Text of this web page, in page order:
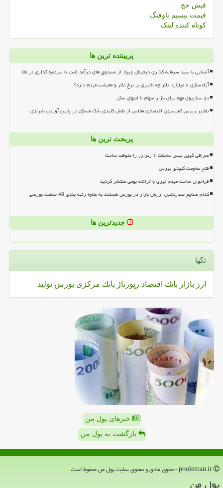
فیش حج
قیمت بیسیم باوفنگ
کوتاه کننده لینک
پربیننده ترین ها
آشنایی با سبد سرمایه گذاری دیجیتال ویپاد از صندوق های درآمد ثابت تا سرمایه گذاری در طلا
آزادسازی ۶ میلیارد دلار چه تاثیری بر نرخ دلار و معیشت مردم دارد؟
دو سناریوی مهم برای بازار سهام تا انتهای سال
تقدیر رییس کمیسیون اقتصادی مجلس از نقش کلیدی بانک مسکن در پایین آوردن ناترازی
پربحث ترین ها
صرافی کوین بیس معاملات ۶ رمزارز را متوقف ساخت
فتح مقاومت کلیدی بورس
فراخوان ساخت مودم نوری با تراشه بومی منتشر گردید
کدام صنایع صدرنشین ارزش بازار در بورس هستند به علاوه رتبه بندی 48 صنعت بورسی
جدیدترین ها
تگها
ارز بازار بانك اقتصاد رپورتاژ بانك مركزی بورس تولید
خبرهای پول من
بازگشت به پول من